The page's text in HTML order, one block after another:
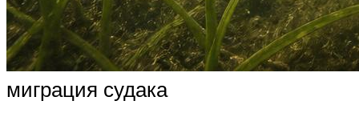
миграция судака